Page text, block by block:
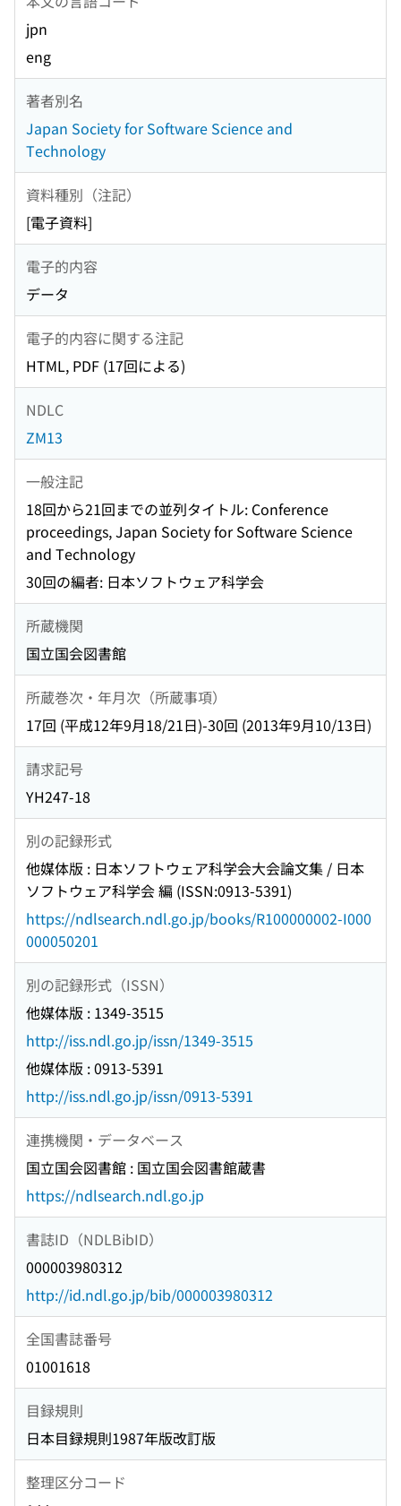
jpn
eng
著者別名
Japan Society for Software Science and
Technology
資料種別（注記）
[電子資料]
電子的内容
データ
電子的内容に関する注記
HTML, PDF (17回による)
NDLC
ZM13
一般注記
18回から21回までの並列タイトル: Conference
proceedings, Japan Society for Software Science
and Technology
30回の編者: 日本ソフトウェア科学会
所蔵機関
国立国会図書館
所蔵巻次・年月次（所蔵事項）
17回 (平成12年9月18/21日)-30回 (2013年9月10/13日)
請求記号
YH247-18
別の記録形式
他媒体版 : 日本ソフトウェア科学会大会論文集 / 日本
ソフトウェア科学会 編 (ISSN:0913-5391)
https://ndlsearch.ndl.go.jp/books/R100000002-I000
000050201
別の記録形式（ISSN）
他媒体版 : 1349-3515
http://iss.ndl.go.jp/issn/1349-3515
他媒体版 : 0913-5391
http://iss.ndl.go.jp/issn/0913-5391
連携機関・データベース
国立国会図書館 : 国立国会図書館蔵書
https://ndlsearch.ndl.go.jp
書誌ID（NDLBibID）
000003980312
http://id.ndl.go.jp/bib/000003980312
全国書誌番号
01001618
目録規則
日本目録規則1987年版改訂版
整理区分コード